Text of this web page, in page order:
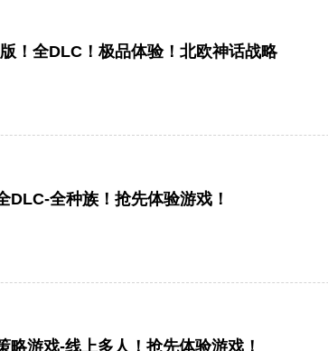
！全DLC！极品体验！北欧神话战略
DLC-全种族！抢先体验游戏！
略游戏-线上多人！抢先体验游戏！